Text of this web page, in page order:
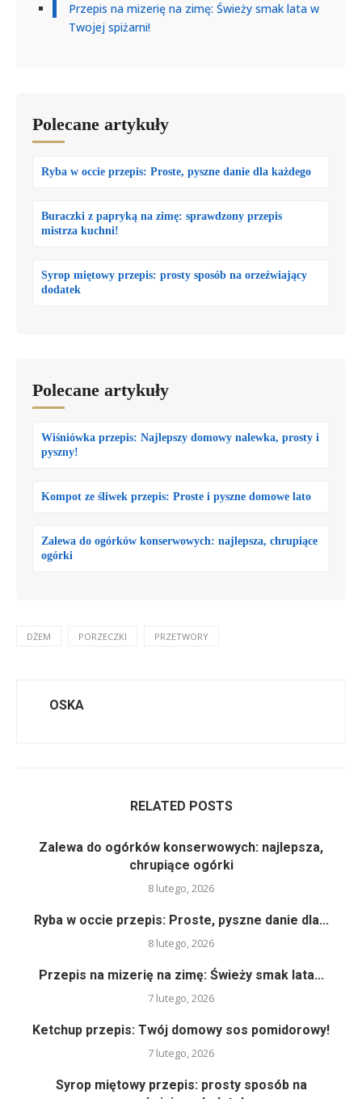
Przepis na mizerię na zimę: Świeży smak lata w
Twojej spiżarni!
Polecane artykuły
Ryba w occie przepis: Proste, pyszne danie dla każdego
Buraczki z papryką na zimę: sprawdzony przepis
mistrza kuchni!
Syrop miętowy przepis: prosty sposób na orzeźwiający
dodatek
Polecane artykuły
Wiśniówka przepis: Najlepszy domowy nalewka, prosty i
pyszny!
Kompot ze śliwek przepis: Proste i pyszne domowe lato
Zalewa do ogórków konserwowych: najlepsza, chrupiące
ogórki
DŻEM PORZECZKI PRZETWORY
OSKA
RELATED POSTS
Zalewa do ogórków konserwowych: najlepsza,
chrupiące ogórki
8 lutego, 2026
Ryba w occie przepis: Proste, pyszne danie dla...
8 lutego, 2026
Przepis na mizerię na zimę: Świeży smak lata...
7 lutego, 2026
Ketchup przepis: Twój domowy sos pomidorowy!
7 lutego, 2026
Syrop miętowy przepis: prosty sposób na